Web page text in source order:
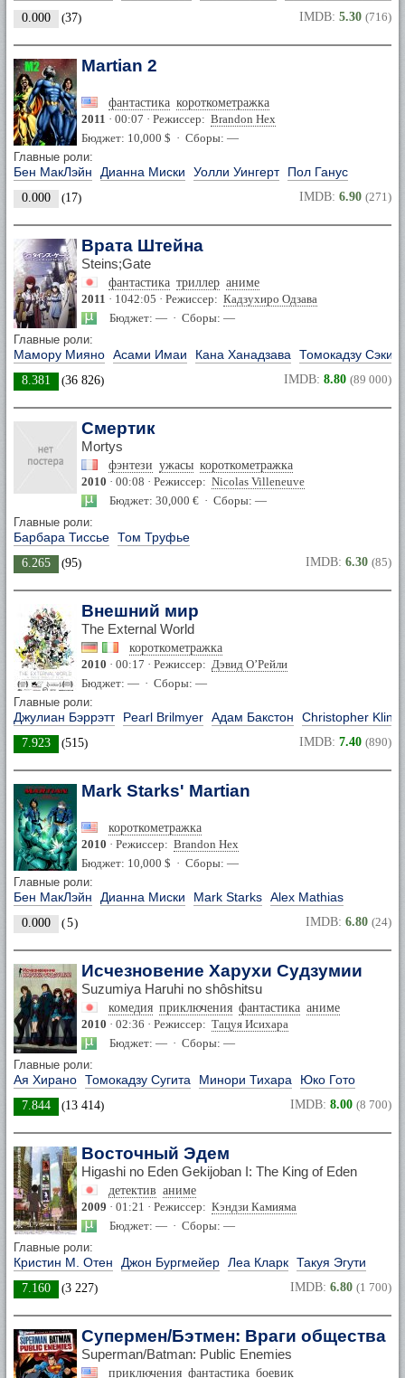
0.000 (37) IMDB: 5.30 (716)
Martian 2
фантастика короткометражка
2011 · 00:07 · Режиссер: Brandon Hex
Бюджет: 10,000 $ · Сборы: —
Главные роли:
Бен МакЛэйн Дианна Миски Уолли Уингерт Пол Ганус
0.000 (17) IMDB: 6.90 (271)
Врата Штейна
Steins;Gate
фантастика триллер аниме
2011 · 1042:05 · Режиссер: Кадзухиро Одзава
Бюджет: — · Сборы: —
Главные роли:
Мамору Мияно Асами Имаи Кана Ханадзава Томокадзу Сэки
8.381 (36 826) IMDB: 8.80 (89 000)
Смертик
Mortys
фэнтези ужасы короткометражка
2010 · 00:08 · Режиссер: Nicolas Villeneuve
Бюджет: 30,000 € · Сборы: —
Главные роли:
Барбара Тиссье Том Труфье
6.265 (95) IMDB: 6.30 (85)
Внешний мир
The External World
короткометражка
2010 · 00:17 · Режиссер: Дэвид О’Рейли
Бюджет: — · Сборы: —
Главные роли:
Джулиан Бэррэтт Pearl Brilmyer Адам Бакстон Christopher Kline
7.923 (515) IMDB: 7.40 (890)
Mark Starks' Martian
короткометражка
2010 · Режиссер: Brandon Hex
Бюджет: 10,000 $ · Сборы: —
Главные роли:
Бен МакЛэйн Дианна Миски Mark Starks Alex Mathias
0.000 (5) IMDB: 6.80 (24)
Исчезновение Харухи Судзумии
Suzumiya Haruhi no shôshitsu
комедия приключения фантастика аниме
2010 · 02:36 · Режиссер: Тацуя Исихара
Бюджет: — · Сборы: —
Главные роли:
Ая Хирано Томокадзу Сугита Минори Тихара Юко Гото
7.844 (13 414) IMDB: 8.00 (8 700)
Восточный Эдем
Higashi no Eden Gekijoban I: The King of Eden
детектив аниме
2009 · 01:21 · Режиссер: Кэндзи Камияма
Бюджет: — · Сборы: —
Главные роли:
Кристин М. Отен Джон Бургмейер Леа Кларк Такуя Эгути
7.160 (3 227) IMDB: 6.80 (1 700)
Супермен/Бэтмен: Враги общества
Superman/Batman: Public Enemies
приключения фантастика боевик